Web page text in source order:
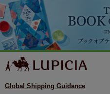
Global Shipping Guidance